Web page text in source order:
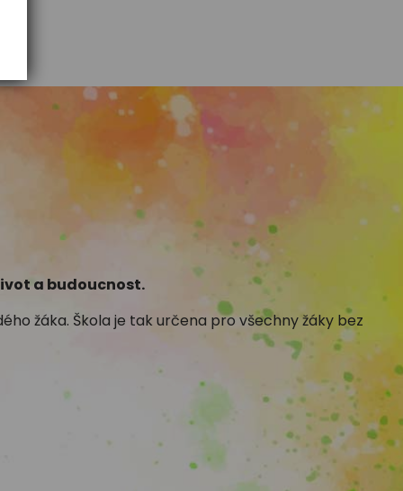
a budoucnost.
žáka. Škola je tak určena pro všechny žáky bez